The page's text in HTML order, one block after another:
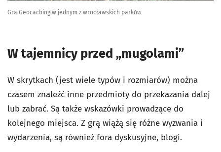
Gra Geocaching w jednym z wrocławskich parków
W tajemnicy przed „mugolami”
W skrytkach (jest wiele typów i rozmiarów) można
czasem znaleźć inne przedmioty do przekazania dalej
lub zabrać. Są także wskazówki prowadzące do
kolejnego miejsca. Z grą wiążą się różne wyzwania i
wydarzenia, są również fora dyskusyjne, blogi.